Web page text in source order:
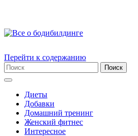
Перейти к содержанию
Диеты
Добавки
Домашний тренинг
Женский фитнес
Интересное